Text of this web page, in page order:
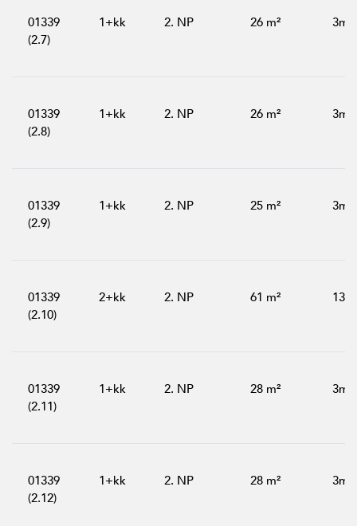
01339
(2.7)
1+kk 2. NP 26 m² 3m²
01339
(2.8)
1+kk 2. NP 26 m² 3m²
01339
(2.9)
1+kk 2. NP 25 m² 3m²
01339
(2.10)
2+kk 2. NP 61 m²
01339
(2.11)
1+kk 2. NP 28 m² 3m²
01339
(2.12)
1+kk 2. NP 28 m² 3m²